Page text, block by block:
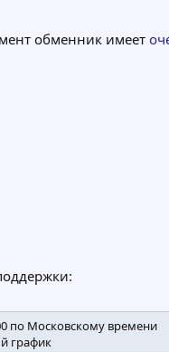
обменник имеет
по Московскому времени
график